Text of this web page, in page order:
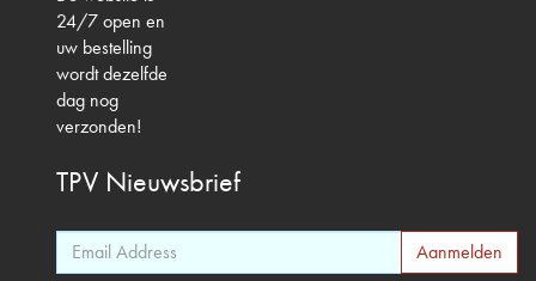
24/7 open en
uw bestelling
wordt dezelfde
dag nog
verzonden!
TPV Nieuwsbrief